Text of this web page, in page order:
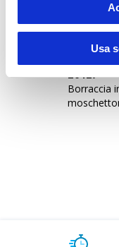
Usa
20427
Borraccia